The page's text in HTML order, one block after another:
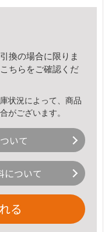
換の場合に限りま
こちら をご確認くだ
状況によって、商品
がございます。
いて
について
る